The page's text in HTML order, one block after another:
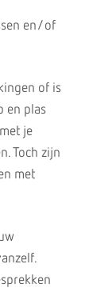
en/of
of is
en plas
je
Toch zijn
met